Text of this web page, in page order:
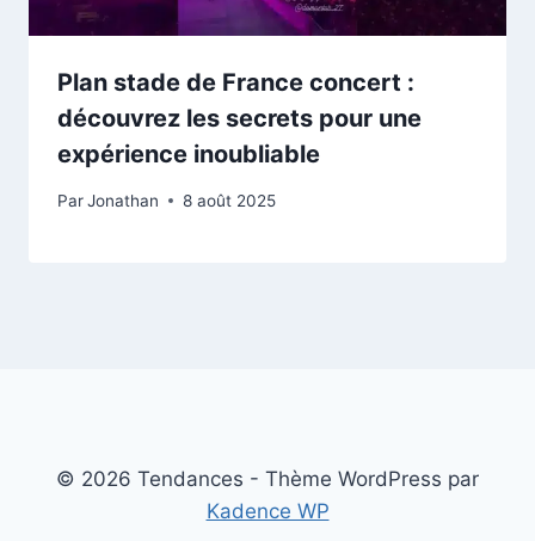
Plan stade de France concert :
découvrez les secrets pour une
expérience inoubliable
ParJonathan 8 août 2025
© 2026 Tendances - Thème WordPress par
Kadence WP